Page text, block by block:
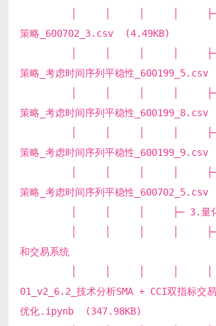
│ │ │ │ ├─
策略_600702_3.csv (4.49KB)
│ │ │ │ ├─
策略_考虑时间序列平稳性
│ │ │ │ ├─
策略_考虑时间序列平稳性
│ │ │ │ ├─
策略_考虑时间序列平稳性
│ │ │ │ ├─
策略_考虑时间序列平稳性
│ │ │ ├─ 3.量化投资
│ │ │ │ ├─ 技术
和交易系统
│ │ │ │ │
01_v2_6.2_技术分析SMA + CCI双指标交
优化.ipynb (347.98KB)